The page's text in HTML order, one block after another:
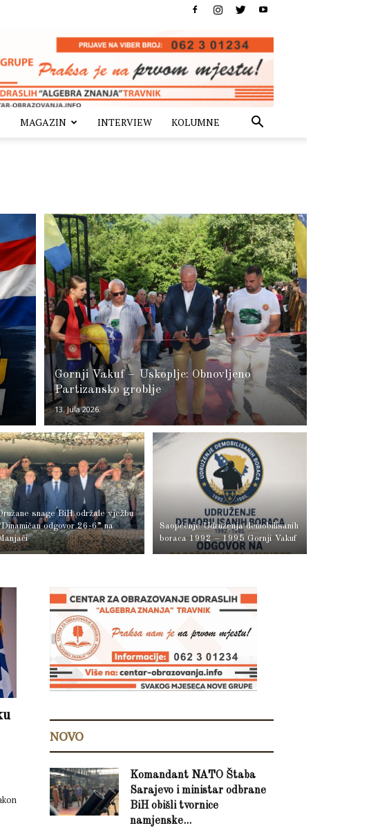
MAGAZIN INTERVIEW KOLUMNE
Gornji Vakuf – Uskoplje: Obnovljeno
Partizansko groblje
13. Jula 2026.
snage BiH održale vježbu
odgovor 26-6” na
Saopćenje Udruženja demobilisanih
boraca 1992 – 1995 Gornji Vakuf
NOVO
Komandant NATO Štaba
Sarajevo i ministar odbrane
BiH obišli tvornice
namjenske...